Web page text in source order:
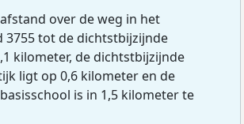
over de weg in het
3755 tot de dichtstbijzijnde
kilometer, de dichtstbijzijnde
ligt op 0,6 kilometer en de
is in 1,5 kilometer te